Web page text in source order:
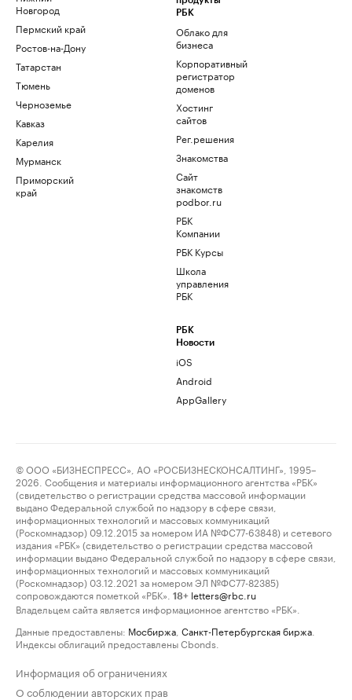
Новгород
Пермский край
Ростов-на-Дону
Татарстан
Тюмень
Черноземье
Кавказ
Карелия
Мурманск
Приморский
край
РБК
Облако для
бизнеса
Корпоративный
регистратор
доменов
Хостинг
сайтов
Рег.решения
Знакомства
Сайт
знакомств
podbor.ru
РБК
Компании
РБК Курсы
Школа
управления
РБК
РБК
Новости
iOS
Android
AppGallery
© ООО «БИЗНЕСПРЕСС», АО «РОСБИЗНЕСКОНСАЛТИНГ», 1995–
2026. Сообщения и материалы информационного агентства «РБК»
(свидетельство о регистрации средства массовой информации
выдано Федеральной службой по надзору в сфере связи,
информационных технологий и массовых коммуникаций
(Роскомнадзор) 09.12.2015 за номером ИА №ФС77-63848) и сетевого
издания «РБК» (свидетельство о регистрации средства массовой
информации выдано Федеральной службой по надзору в сфере связи,
информационных технологий и массовых коммуникаций
(Роскомнадзор) 03.12.2021 за номером ЭЛ №ФС77-82385)
сопровождаются пометкой «РБК».
18+ letters@rbc.ru
Владельцем сайта является информационное агентство «РБК».
Данные предоставлены: Мосбиржа Санкт-Петербургская биржа
Индексы облигаций предоставлены Cbonds.
Информация об ограничениях
О соблюдении авторских прав